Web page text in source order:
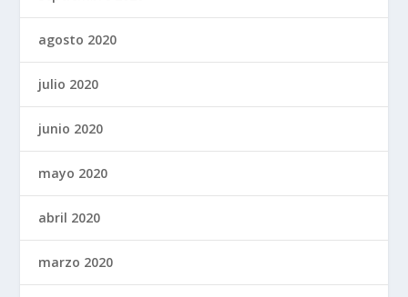
agosto 2020
julio 2020
junio 2020
mayo 2020
abril 2020
marzo 2020